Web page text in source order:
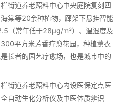
道养老照料中心中央庭院复刻四
棠等20余种植物，廊架下悬挂智能
（常年低于28μg/m³）、温湿度及
平方米芳香疗愈花园，种植薰衣
长者的园艺疗愈场，也是城市中的
道养老照料中心内设医保定点医
自动生化分析仪及中医体质辨识